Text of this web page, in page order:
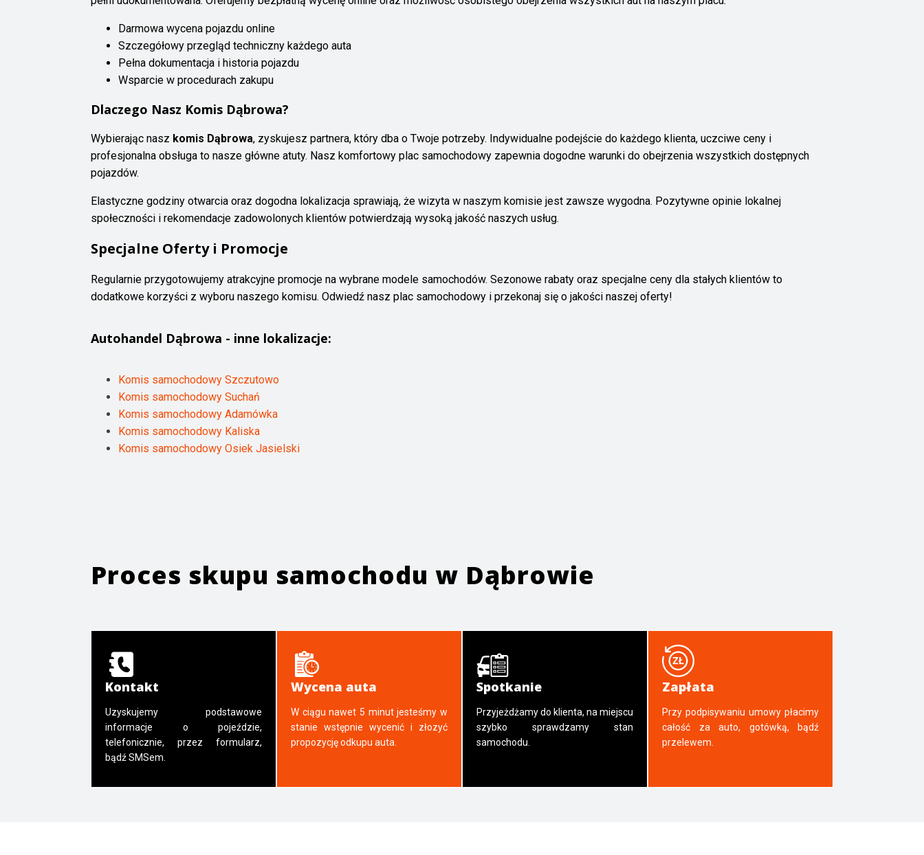
Darmowa wycena pojazdu online
Szczegółowy przegląd techniczny każdego auta
Pełna dokumentacja i historia pojazdu
Wsparcie w procedurach zakupu
Dlaczego Nasz Komis Dąbrowa?
Wybierając nasz komis Dąbrowa, zyskujesz partnera, który dba o Twoje potrzeby. Indywidualne podejście do każdego klienta, uczciwe ceny i
profesjonalna obsługa to nasze główne atuty. Nasz komfortowy plac samochodowy zapewnia dogodne warunki do obejrzenia wszystkich dostępnych
pojazdów.
Elastyczne godziny otwarcia oraz dogodna lokalizacja sprawiają, że wizyta w naszym komisie jest zawsze wygodna. Pozytywne opinie lokalnej
społeczności i rekomendacje zadowolonych klientów potwierdzają wysoką jakość naszych usług.
Specjalne Oferty i Promocje
Regularnie przygotowujemy atrakcyjne promocje na wybrane modele samochodów. Sezonowe rabaty oraz specjalne ceny dla stałych klientów to
dodatkowe korzyści z wyboru naszego komisu. Odwiedź nasz plac samochodowy i przekonaj się o jakości naszej oferty!
Autohandel Dąbrowa - inne lokalizacje:
Komis samochodowy Szczutowo
Komis samochodowy Suchań
Komis samochodowy Adamówka
Komis samochodowy Kaliska
Komis samochodowy Osiek Jasielski
Proces skupu samochodu w Dąbrowie
Kontakt
Uzyskujemy podstawowe
informacje o pojeździe,
telefonicznie, przez formularz,
bądź SMSem.
Wycena auta
W ciągu nawet 5 minut jesteśmy w
stanie wstępnie wycenić i złozyć
propozycję odkupu auta.
Spotkanie
Przyjeżdżamy do klienta, na miejscu
szybko sprawdzamy stan
samochodu.
Zapłata
Przy podpisywaniu umowy płacimy
całość za auto, gotówką, bądź
przelewem.